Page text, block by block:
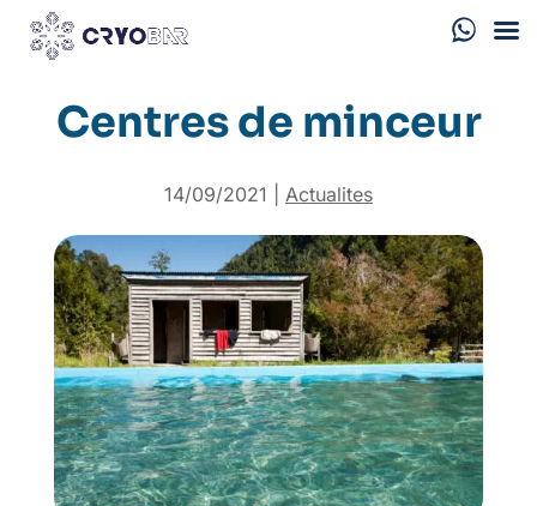
Centres de minceur
14/09/2021 Actualites